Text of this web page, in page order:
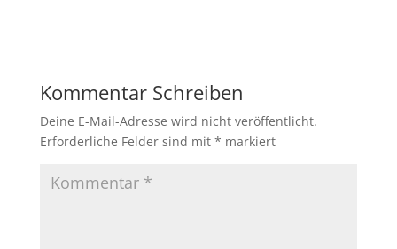
Kommentar Schreiben
Deine E-Mail-Adresse wird nicht veröffentlicht.
Erforderliche Felder sind mit * markiert